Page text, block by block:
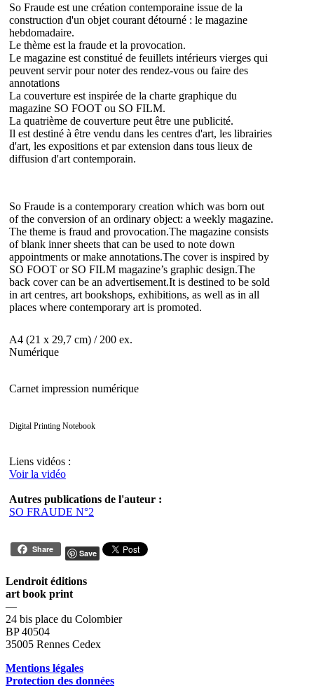
So Fraude est une création contemporaine issue de la
construction d'un objet courant détourné : le magazine
hebdomadaire.
Le thème est la fraude et la provocation.
Le magazine est constitué de feuillets intérieurs vierges qui
peuvent servir pour noter des rendez-vous ou faire des
annotations
La couverture est inspirée de la charte graphique du
magazine SO FOOT ou SO FILM.
La quatrième de couverture peut être une publicité.
Il est destiné à être vendu dans les centres d'art, les librairies
d'art, les expositions et par extension dans tous lieux de
diffusion d'art contemporain.
So Fraude is a contemporary creation which was born out
of the conversion of an ordinary object: a weekly magazine.
The theme is fraud and provocation.The magazine consists
of blank inner sheets that can be used to note down
appointments or make annotations.The cover is inspired by
SO FOOT or SO FILM magazine’s graphic design.The
back cover can be an advertisement.It is destined to be sold
in art centres, art bookshops, exhibitions, as well as in all
places where contemporary art is promoted.
A4 (21 x 29,7 cm) / 200 ex.
Numérique
Carnet impression numérique
Digital Printing Notebook
Liens vidéos :
Voir la vidéo
Autres publications de l'auteur :
SO FRAUDE N°2
Share Save
Lendroit éditions
art book print
—
24 bis place du Colombier
BP 40504
35005 Rennes Cedex
Mentions légales
Protection des données